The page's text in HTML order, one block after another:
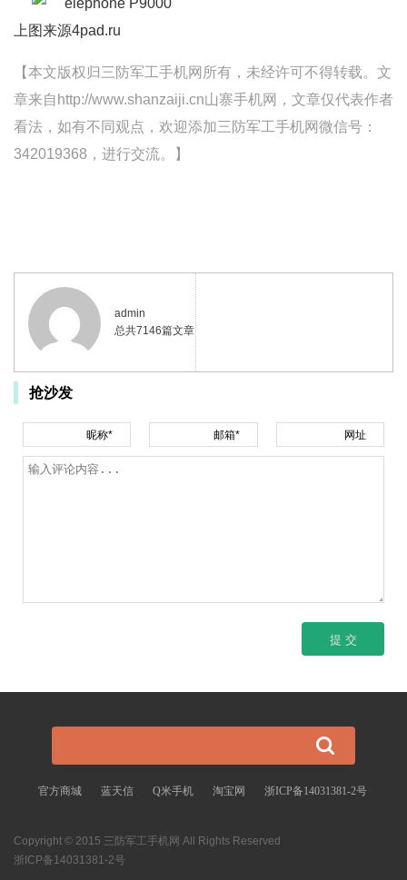
上图来源4pad.ru
【本文版权归三防军工手机网所有，未经许可不得转载。文
章来自http://www.shanzaiji.cn山寨手机网，文章仅代表作者
看法，如有不同观点，欢迎添加三防军工手机网微信号：
342019368，进行交流。】
admin
总共7146篇文章
抢沙发
昵称* 邮箱* 网址
官方商城 蓝天信 Q米手机 淘宝网 浙ICP备14031381-2号
Copyright © 2015 三防军工手机网 All Rights Reserved
浙ICP备14031381-2号